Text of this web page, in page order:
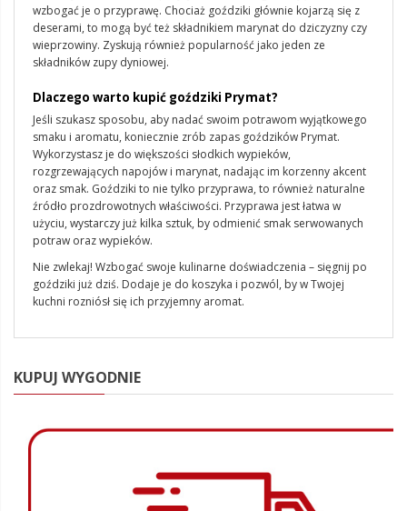
wzbogać je o przyprawę. Chociaż goździki głównie kojarzą się z
deserami, to mogą byćteż składnikiem marynat do dziczyzny czy
wieprzowiny. Zyskują również popularność jako jeden ze
składników zupy dyniowej.
Dlaczego warto kupić goździki Prymat?
Jeśli szukasz sposobu, aby nadać swoim potrawom wyjątkowego
smaku i aromatu, koniecznie zrób zapas goździków Prymat.
Wykorzystasz je do większości słodkich wypieków,
rozgrzewających napojów i marynat, nadając im korzenny akcent
oraz smak. Goździki to nie tylko przyprawa, to również naturalne
źródło prozdrowotnych właściwości. Przyprawa jestłatwa w
użyciu, wystarczy już kilka sztuk, by odmienić smak serwowanych
potraw orazwypieków.
Nie zwlekaj! Wzbogać swoje kulinarne doświadczenia – sięgnij po
goździki już dziś. Dodaje je do koszyka i pozwól, by w Twojej
kuchni rozniósł się ich przyjemny aromat.
KUPUJ WYGODNIE